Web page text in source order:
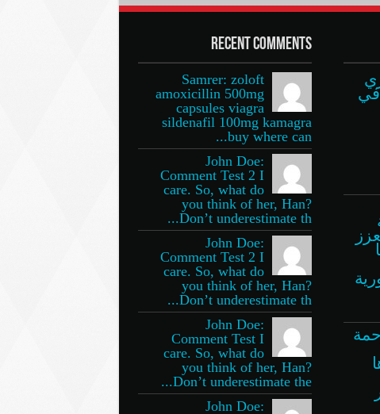
Recent Comments
Samrer: zoloft
amoxicillin 500mg
capsules viagra
sildenafil 100mg kamagra
buy where can...
John Doe:
Comment Test 2 I
care. So, what do
you think of her, Han?
Don’t underestimate th...
John Doe:
Comment Test 2 I
care. So, what do
you think of her, Han?
Don’t underestimate th...
John Doe:
Comment Test I
care. So, what do
you think of her, Han?
Don’t underestimate the...
John Doe: